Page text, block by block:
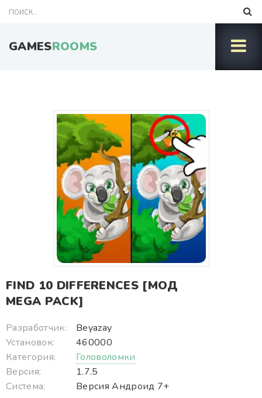
GAMESROOMS
FIND 10 DIFFERENCES [МОД
MEGA PACK]
Разработчик:
Beyazay
Установок:
460000
Категория:
Головоломки
Версия:
1.7.5
Система:
Версия Андроид 7+